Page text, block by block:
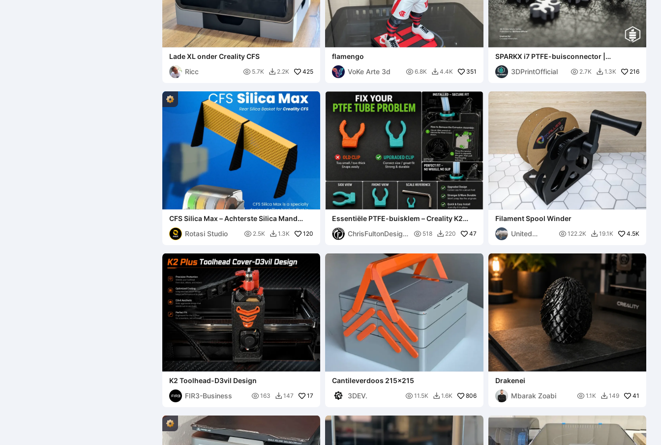
Lade XL onder Creality CFS
Ricc
 5.7K  2.2K 425
flamengo
VoKe Arte 3d
 6.8K  4.4K 351
SPARKX i7 PTFE-buisconnector |
Kabelorganisatorclip
3DPrintOfficial
 2.7K  1.3K 216
CFS Silica Max – Achterste Silica Mand
voor Creality CFS
Rotasi Studio
 2.5K  1.3K 120
Essentiële PTFE-buisklem – Creality K2
Plus Fix (Geen slip)
ChrisFultonDesign
 518  220 47
Filament Spool Winder
United
 122.2K  19.1K 4.5K
K2 Toolhead-D3vil Design
FIR3-Business
 163  147 17
Cantileverdoos 215x215
3DEV.
 11.5K  1.6K 806
Drakenei
Mbarak Zoabi
 1.1K  149 41